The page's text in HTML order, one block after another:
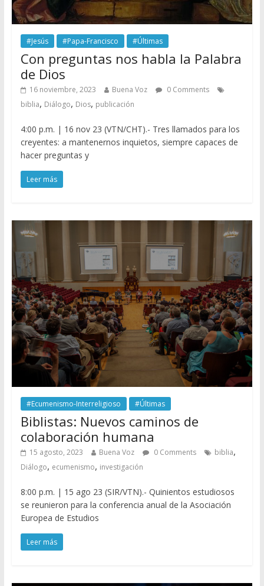
#Jesús #Papa-Francisco #Últimas
Con preguntas nos habla la Palabra
de Dios
16 noviembre, 2023 Buena Voz
0 Comments
biblia, Diálogo, Dios, publicación
4:00 p.m. | 16 nov 23 (VTN/CHT).- Tres llamados para los
creyentes: a mantenernos inquietos, siempre capaces de
hacer preguntas y
Leer más
#Ecumenismo-Interreligioso #Últimas
Biblistas: Nuevos caminos de
colaboración humana
15 agosto, 2023 Buena Voz 0 Comments biblia,
Diálogo, ecumenismo, investigación
8:00 p.m. | 15 ago 23 (SIR/VTN).- Quinientos estudiosos
se reunieron para la conferencia anual de la Asociación
Europea de Estudios
Leer más